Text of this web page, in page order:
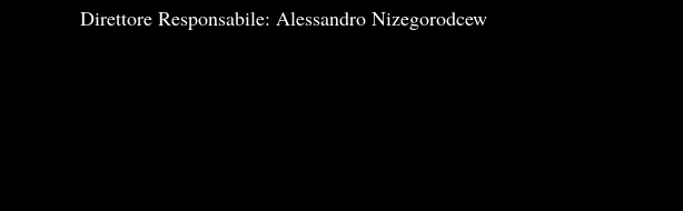
Direttore Responsabile: Alessandro Nizegorodcew